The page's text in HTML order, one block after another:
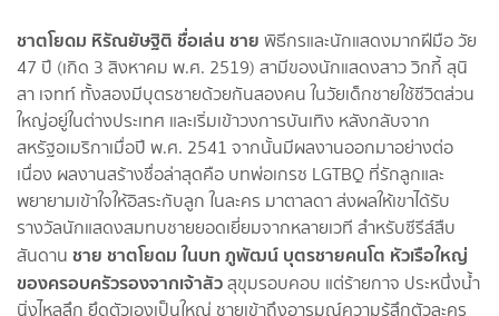
ชาตโยดม หิรัณยัษฐิติชื่อเล่น ชาย พิธีกรและนักแสดงมากฝีมือ วัย
47 ปี (เกิด 3 สิงหาคม พ.ศ. 2519) สามีของนักแสดงสาว วิกกี้ สุนิ
สา เจทท์ ทั้งสองมีบุตรชายด้วยกันสองคน ในวัยเด็กชายใช้ชีวิตส่วน
ใหญ่อยู่ในต่างประเทศ และเริ่มเข้าวงการบันเทิง หลังกลับจาก
สหรัฐอเมริกาเมื่อปี พ.ศ. 2541 จากนั้นมีผลงานออกมาอย่างต่อ
เนื่อง ผลงานสร้างชื่อล่าสุดคือ บทพ่อเกรซ LGTBQ ที่รักลูกและ
พยายามเข้าใจให้อิสระกับลูก ในละคร มาตาลดา ส่งผลให้เขาได้รับ
รางวัลนักแสดงสมทบชายยอดเยี่ยมจากหลายเวที สำหรับซีรีส์สืบ
สันดาน ชาย ชาตโยดม ในบท ภูพัฒน์ บุตรชายคนโต หัวเรือใหญ่
ของครอบครัวรองจากเจ้าสัวสุขุมรอบคอบ แต่ร้ายกาจ ประหนึ่งน้ำ
นิ่งไหลลึก ยึดตัวเองเป็นใหญ่ ชายเข้าถึงอารมณ์ความรู้สึกตัวละคร